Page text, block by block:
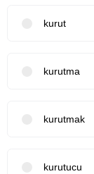
kurut
kurutma
kurutmak
kurutucu